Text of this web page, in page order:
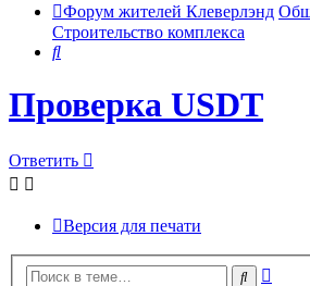
Форум жителей Клеверлэнд
Строительство комплекса
Поиск
Проверка USDT
Ответить
Версия для печати
Поиск